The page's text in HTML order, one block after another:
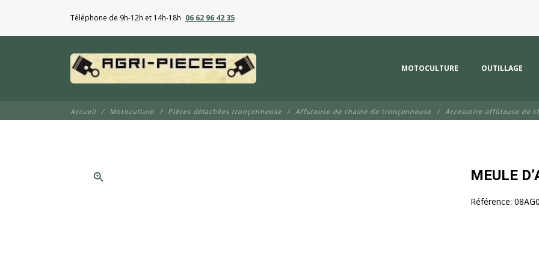
Téléphone de 9h-12h et 14h-18h 06 62 96 42 35
MOTOCULTURE OUTILLAGE
Accueil Motoculture Pièces détachées tronçonneuse Affuteuse de chaine de tronçonneuse Accessoire affûteuse de
zoom_in MEULE
Référence: